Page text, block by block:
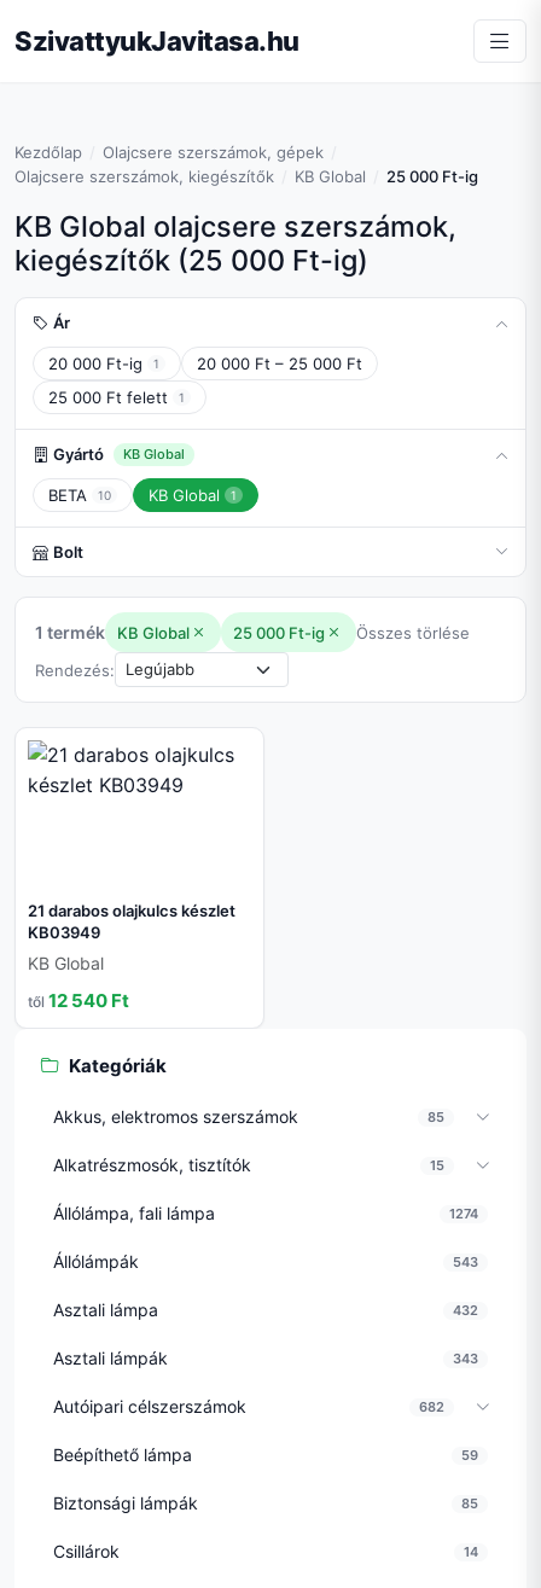
SzivattyukJavitasa.hu
Kezdőlap
Olajcsere szerszámok, gépek
Olajcsere szerszámok, kiegészítők
KB Global 25 000 Ft-ig
KB Global olajcsere szerszámok,
kiegészítők (25 000 Ft-ig)
Ár
20 000 Ft-ig 1
20 000 Ft – 25 000 Ft
25 000 Ft felett
1
Gyártó KB Global
BETA 10 KB Global 1
Bolt
1 termék KB Global 25 000 Ft-ig
Összes törlése
Rendezés:
21 darabos olajkulcs készlet
KB03949
KB Global
től 12 540 Ft
Kategóriák
Akkus, elektromos szerszámok 85
Alkatrészmosók, tisztítók 15
Állólámpa, fali lámpa 1274
Állólámpák 543
Asztali lámpa 432
Asztali lámpák 343
Autóipari célszerszámok 682
Beépíthető lámpa 59
Biztonsági lámpák 85
Csillárok 14